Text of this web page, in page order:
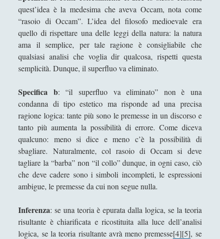
quest’idea è la medesima che aveva Occam, nota come
“rasoio di Occam”. L’idea del filosofo medioevale era
quello di rispettare una delle leggi della natura: la natura
ama il semplice, per tale ragione è consigliabile che
qualsiasi analisi che voglia dir qualcosa, rispetti questa
semplicità. Dunque, il superfluo va eliminato.
Specifica b: “il superfluo va eliminato” non è una
condanna di tipo estetico ma risponde ad una precisa
ragione logica: tante più sono le premesse in un discorso e
tanto più aumenta la possibilità di errore. Come diceva
qualcuno: meno si dice e meno c’è la possibilità di
sbagliare. Naturalmente, col rasoio di Occam si deve
tagliare la “barba” non “il collo” dunque, in ogni caso, ciò
che deve cadere sono i simboli incompleti, le espressioni
ambigue, le premesse da cui non segue nulla.
Inferenza: se una teoria è epurata dalla logica, se la teoria
risultante è chiarificata e ricostituita alla luce dell’analisi
logica, se la teoria risultante avrà meno premesse[4][5], se